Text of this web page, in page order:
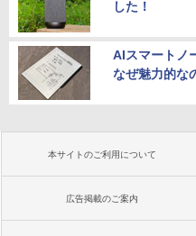
した！
AIスマートノ
なぜ魅力的な
本サイトのご利用について
広告掲載のご案内